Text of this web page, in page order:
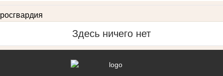
росгвардия
Здесь ничего нет